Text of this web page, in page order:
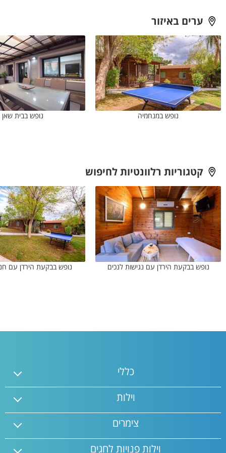
ערים באיזור
נופש במנחמיה נופש בבית שאן
קטגוריות רלוונטיות לחיפוש
נופש בבקעת הירדן עם נגישות לנכים נופש בבקעת הירדן עם
כללי
וילות
צימרים
וילות פנויות לחגים